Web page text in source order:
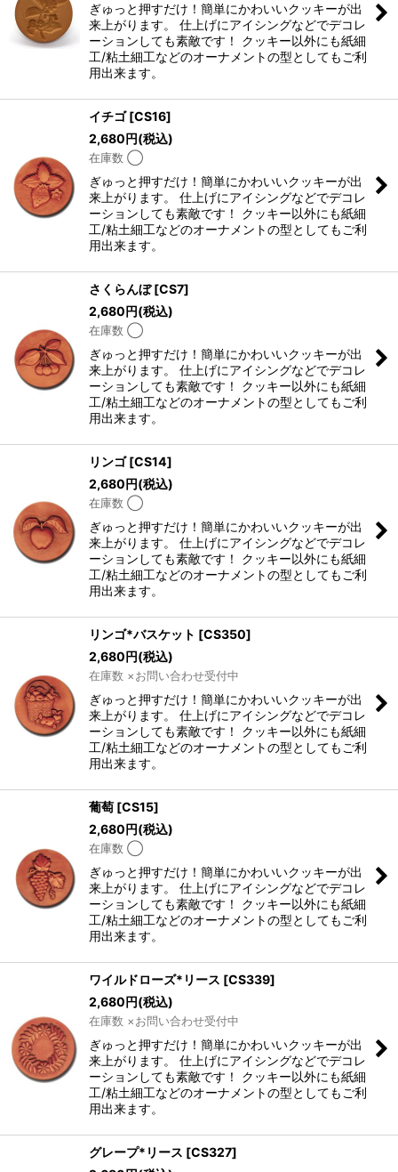
ぎゅっと押すだけ！簡単にかわいいクッキーが出
来上がります。 仕上げにアイシングなどでデコレ
ーションしても素敵です！ クッキー以外にも紙細
工/粘土細工などのオーナメントの型としてもご利
用出来ます。
イチゴ [CS16]
2,680円(税込)
在庫数 ◯
ぎゅっと押すだけ！簡単にかわいいクッキーが出
来上がります。 仕上げにアイシングなどでデコレ
ーションしても素敵です！ クッキー以外にも紙細
工/粘土細工などのオーナメントの型としてもご利
用出来ます。
さくらんぼ [CS7]
2,680円(税込)
在庫数 ◯
ぎゅっと押すだけ！簡単にかわいいクッキーが出
来上がります。 仕上げにアイシングなどでデコレ
ーションしても素敵です！ クッキー以外にも紙細
工/粘土細工などのオーナメントの型としてもご利
用出来ます。
リンゴ [CS14]
2,680円(税込)
在庫数 ◯
ぎゅっと押すだけ！簡単にかわいいクッキーが出
来上がります。 仕上げにアイシングなどでデコレ
ーションしても素敵です！ クッキー以外にも紙細
工/粘土細工などのオーナメントの型としてもご利
用出来ます。
リンゴ*バスケット [CS350]
2,680円(税込)
在庫数 ×お問い合わせ受付中
ぎゅっと押すだけ！簡単にかわいいクッキーが出
来上がります。 仕上げにアイシングなどでデコレ
ーションしても素敵です！ クッキー以外にも紙細
工/粘土細工などのオーナメントの型としてもご利
用出来ます。
葡萄 [CS15]
2,680円(税込)
在庫数 ◯
ぎゅっと押すだけ！簡単にかわいいクッキーが出
来上がります。 仕上げにアイシングなどでデコレ
ーションしても素敵です！ クッキー以外にも紙細
工/粘土細工などのオーナメントの型としてもご利
用出来ます。
ワイルドローズ*リース [CS339]
2,680円(税込)
在庫数 ×お問い合わせ受付中
ぎゅっと押すだけ！簡単にかわいいクッキーが出
来上がります。 仕上げにアイシングなどでデコレ
ーションしても素敵です！ クッキー以外にも紙細
工/粘土細工などのオーナメントの型としてもご利
用出来ます。
グレープ*リース [CS327]